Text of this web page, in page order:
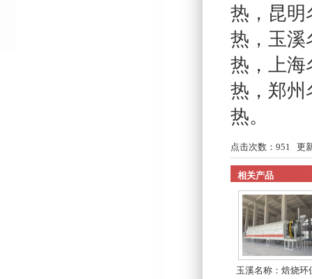
热 ， 昆
热 ， 玉溪
热 ， 上海
热 ， 郑州
热。
点击次数： 951 更
相关产品
玉溪名称：焙烧环